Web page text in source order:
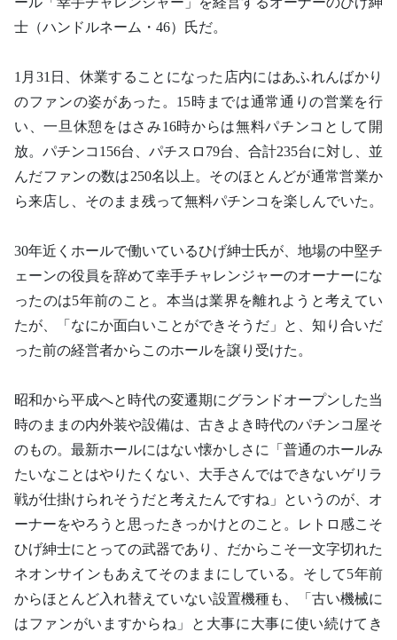
士（ハンドルネーム・46）氏だ。
1月31日、休業することになった店内にはあふれんばかり
のファンの姿があった。15時までは通常通りの営業を行
い、一旦休憩をはさみ16時からは無料パチンコとして開
放。パチンコ156台、パチスロ79台、合計235台に対し、並
んだファンの数は250名以上。そのほとんどが通常営業か
ら来店し、そのまま残って無料パチンコを楽しんでいた。
30年近くホールで働いているひげ紳士氏が、地場の中堅チ
ェーンの役員を辞めて幸手チャレンジャーのオーナーにな
ったのは5年前のこと。本当は業界を離れようと考えてい
たが、「なにか面白いことができそうだ」と、知り合いだ
った前の経営者からこのホールを譲り受けた。
昭和から平成へと時代の変遷期にグランドオープンした当
時のままの内外装や設備は、古きよき時代のパチンコ屋そ
のもの。最新ホールにはない懐かしさに「普通のホールみ
たいなことはやりたくない、大手さんではできないゲリラ
戦が仕掛けられそうだと考えたんですね」というのが、オ
ーナーをやろうと思ったきっかけとのこと。レトロ感こそ
ひげ紳士にとっての武器であり、だからこそ一文字切れた
ネオンサインもあえてそのままにしている。そして5年前
からほとんど入れ替えていない設置機種も、「古い機械に
はファンがいますからね」と大事に大事に使い続けてき